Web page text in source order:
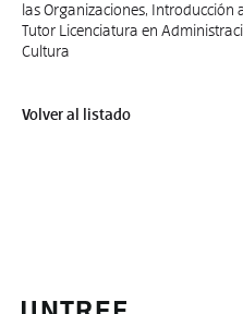
las Organizaciones, Introducción
Tutor Licenciatura en
Cultura
Volver al listado